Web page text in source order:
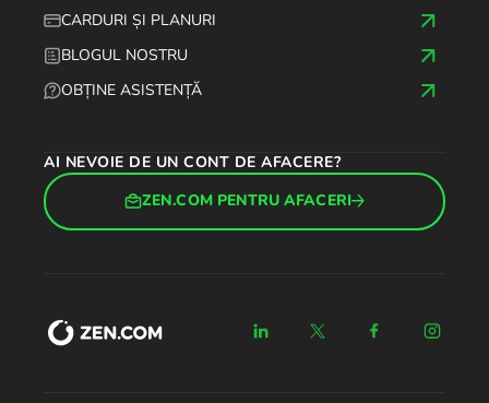
CARDURI ȘI PLANURI
BLOGUL NOSTRU
OBȚINE ASISTENȚĂ
AI NEVOIE DE UN CONT DE AFACERE?
ZEN.COM PENTRU AFACERI